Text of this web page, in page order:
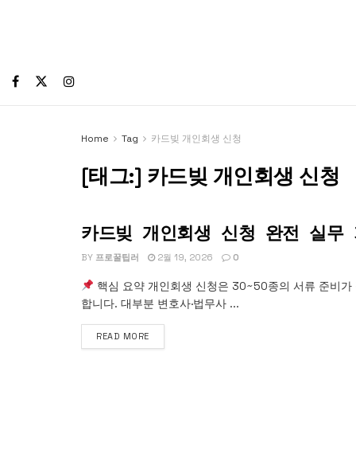
Home Tag 카드빚 개인회생 신청
[태그:] 카드빚 개인회생 신청
개인회생
카드빚 개인회생 신청 완전 실무
BY 프로꿀팁러 2월 19, 2026 0
핵심 요약 개인회생 신청은 30~50종의 서류 준비
합니다. 대부분 변호사·법무사 ...
READ MORE